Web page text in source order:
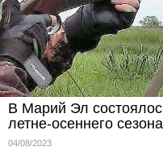
В Марий Эл
летне-осеннего
04/08/2023